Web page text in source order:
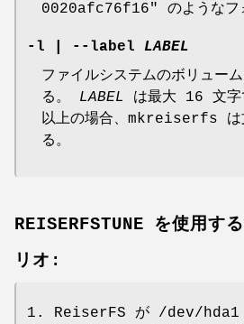
0020afc76f16" のようなフォ
-l --label LABEL
ファイルシステムのボリュー
る。 LABEL
は最大 16 文
以上の場合、mkreiserfs は
る。
REISERFSTUNE を使用す
リオ:
1. ReiserFS が /dev/hda1